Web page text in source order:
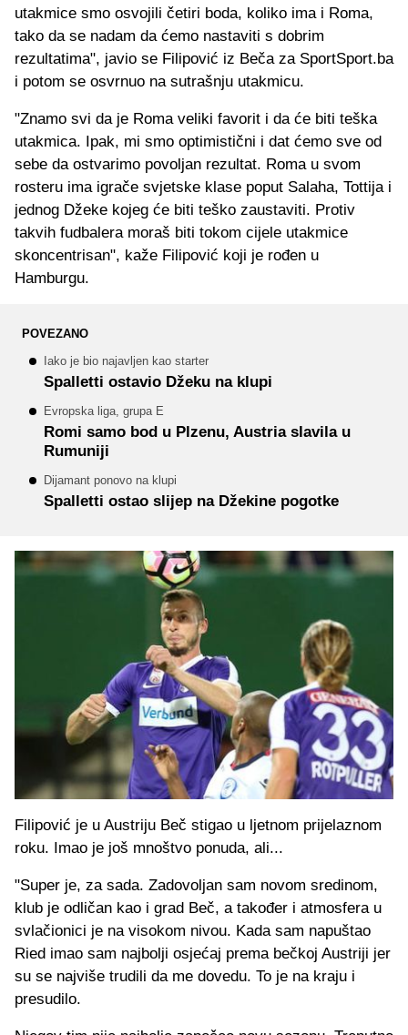
utakmice smo osvojili četiri boda, koliko ima i Roma,
tako da se nadam da ćemo nastaviti s dobrim
rezultatima", javio se Filipović iz Beča za SportSport.ba
i potom se osvrnuo na sutrašnju utakmicu.
"Znamo svi da je Roma veliki favorit i da će biti teška
utakmica. Ipak, mi smo optimistični i dat ćemo sve od
sebe da ostvarimo povoljan rezultat. Roma u svom
rosteru ima igrače svjetske klase poput Salaha, Tottija i
jednog Džeke kojeg će biti teško zaustaviti. Protiv
takvih fudbalera moraš biti tokom cijele utakmice
skoncentrisan", kaže Filipović koji je rođen u
Hamburgu.
POVEZANO
Iako je bio najavljen kao starter
Spalletti ostavio Džeku na klupi
Evropska liga, grupa E
Romi samo bod u Plzenu, Austria slavila u
Rumuniji
Dijamant ponovo na klupi
Spalletti ostao slijep na Džekine pogotke
Filipović je u Austriju Beč stigao u ljetnom prijelaznom
roku. Imao je još mnoštvo ponuda, ali...
"Super je, za sada. Zadovoljan sam novom sredinom,
klub je odličan kao i grad Beč, a također i atmosfera u
svlačionici je na visokom nivou. Kada sam napuštao
Ried imao sam najbolji osjećaj prema bečkoj Austriji jer
su se najviše trudili da me dovedu. To je na kraju i
presudilo.